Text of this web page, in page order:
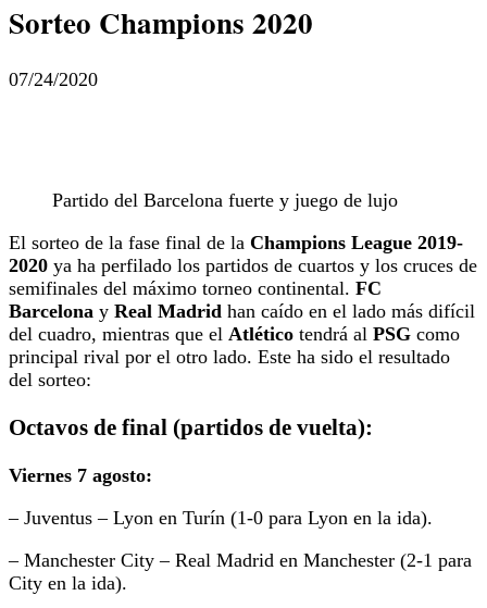
Sorteo Champions 2020
07/24/2020
Partido del Barcelona fuerte y juego de lujo
El sorteo de la fase final de la Champions League 2019-
2020 ya ha perfilado los partidos de cuartos y los cruces de
semifinales del máximo torneo continental. FC
Barcelona y Real Madrid han caído en el lado más difícil
del cuadro, mientras que el Atlético tendrá al PSG como
principal rival por el otro lado. Este ha sido el resultado
del sorteo:
Octavos de final (partidos de vuelta):
Viernes 7 agosto:
– Juventus – Lyon en Turín (1-0 para Lyon en la ida).
– Manchester City – Real Madrid en Manchester (2-1 para
City en la ida).